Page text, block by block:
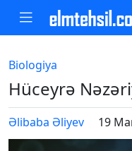
Biologiya
Hüceyrə
Əlibaba Əliyev 19